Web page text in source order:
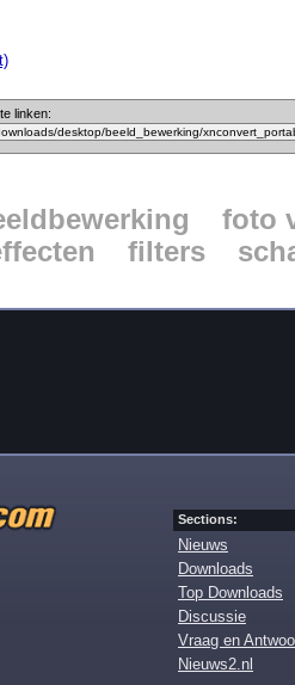
linken:
foto
filters
Sections:
Nieuws
Downloads
Top Downloads
Discussie
Vraag en
Nieuws2.nl